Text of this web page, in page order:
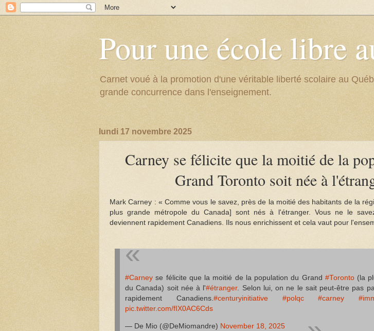
Pour une école libre
Carnet voué à la promotion d'une véritable liberté scolaire au
grande concurrence dans l'enseignement.
lundi 17 novembre 2025
Carney se félicite que la moitié de la
Grand Toronto soit née à
Mark Carney : « Comme vous le savez, près de la moitié des habitants de la
plus grande métropole du Canada] sont nés à l'étranger. Vous ne le
deviennent rapidement Canadiens. Ils nous enrichissent et cela vaut pour
#Carney se félicite que la moitié de la population du Grand #Toronto(la
du Canada) soit née à l'#étranger. Selon lui, on ne le sait peut-être pas
rapidement Canadiens.#centuryinitiative #polqc #carney
pic.twitter.com/fIX0AC6Cds
— De Mio (@DeMiomandre) November 18, 2025